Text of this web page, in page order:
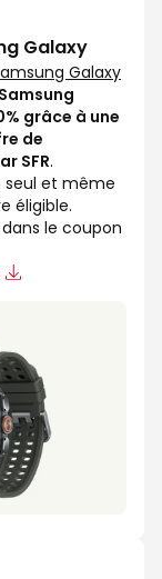
Galaxy
Galaxy
Samsung
grâce à une
de
SFR.
seul et même
éligible.
le coupon